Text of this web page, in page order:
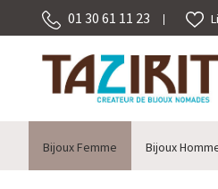
01 30 61 11 23
Bijoux Femme Bijoux